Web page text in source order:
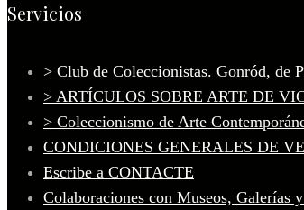
Servicios
> Club de Coleccionistas. Gonród, de
> ARTÍCULOS SOBRE ARTE DE
> Coleccionismo de Arte
CONDICIONES GENERALES DE
Escribe a CONTACTE
Colaboraciones con Museos, Galerías